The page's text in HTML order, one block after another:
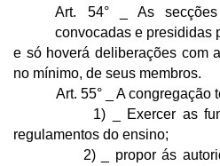
Art. 54° _ As
convocadas e presididas
e só hoverá deliberações com
no mínimo, de seus membros.
Art. 55° _ A congregação
1) _ Exercer as
regulamentos do ensino;
2) _ propor ás